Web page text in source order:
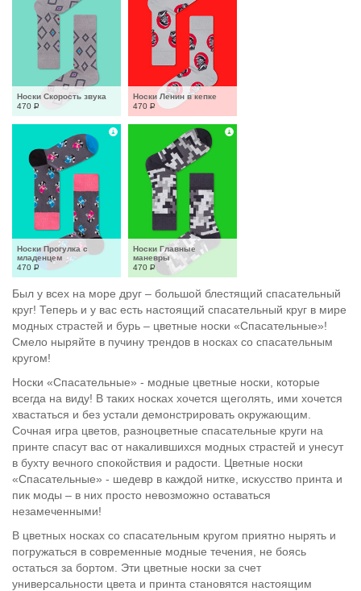
Носки Скорость звука
470 Р
Носки Ленин в кепке
470 Р
Носки Прогулка с
младенцем
470 Р
Носки Главные
маневры
470 Р
Был у всех на море друг – большой блестящий спасательный
круг! Теперь и у вас есть настоящий спасательный круг в мире
модных страстей и бурь – цветные носки «Спасательные»!
Смело ныряйте в пучину трендов в носках со спасательным
кругом!
Носки «Спасательные» - модные цветные носки, которые
всегда на виду! В таких носках хочется щеголять, ими хочется
хвастаться и без устали демонстрировать окружающим.
Сочная игра цветов, разноцветные спасательные круги на
принте спасут вас от накалившихся модных страстей и унесут
в бухту вечного спокойствия и радости. Цветные носки
«Спасательные» - шедевр в каждой нитке, искусство принта и
пик моды – в них просто невозможно оставаться
незамеченными!
В цветных носках со спасательным кругом приятно нырять и
погружаться в современные модные течения, не боясь
остаться за бортом. Эти цветные носки за счет
универсальности цвета и принта становятся настоящим